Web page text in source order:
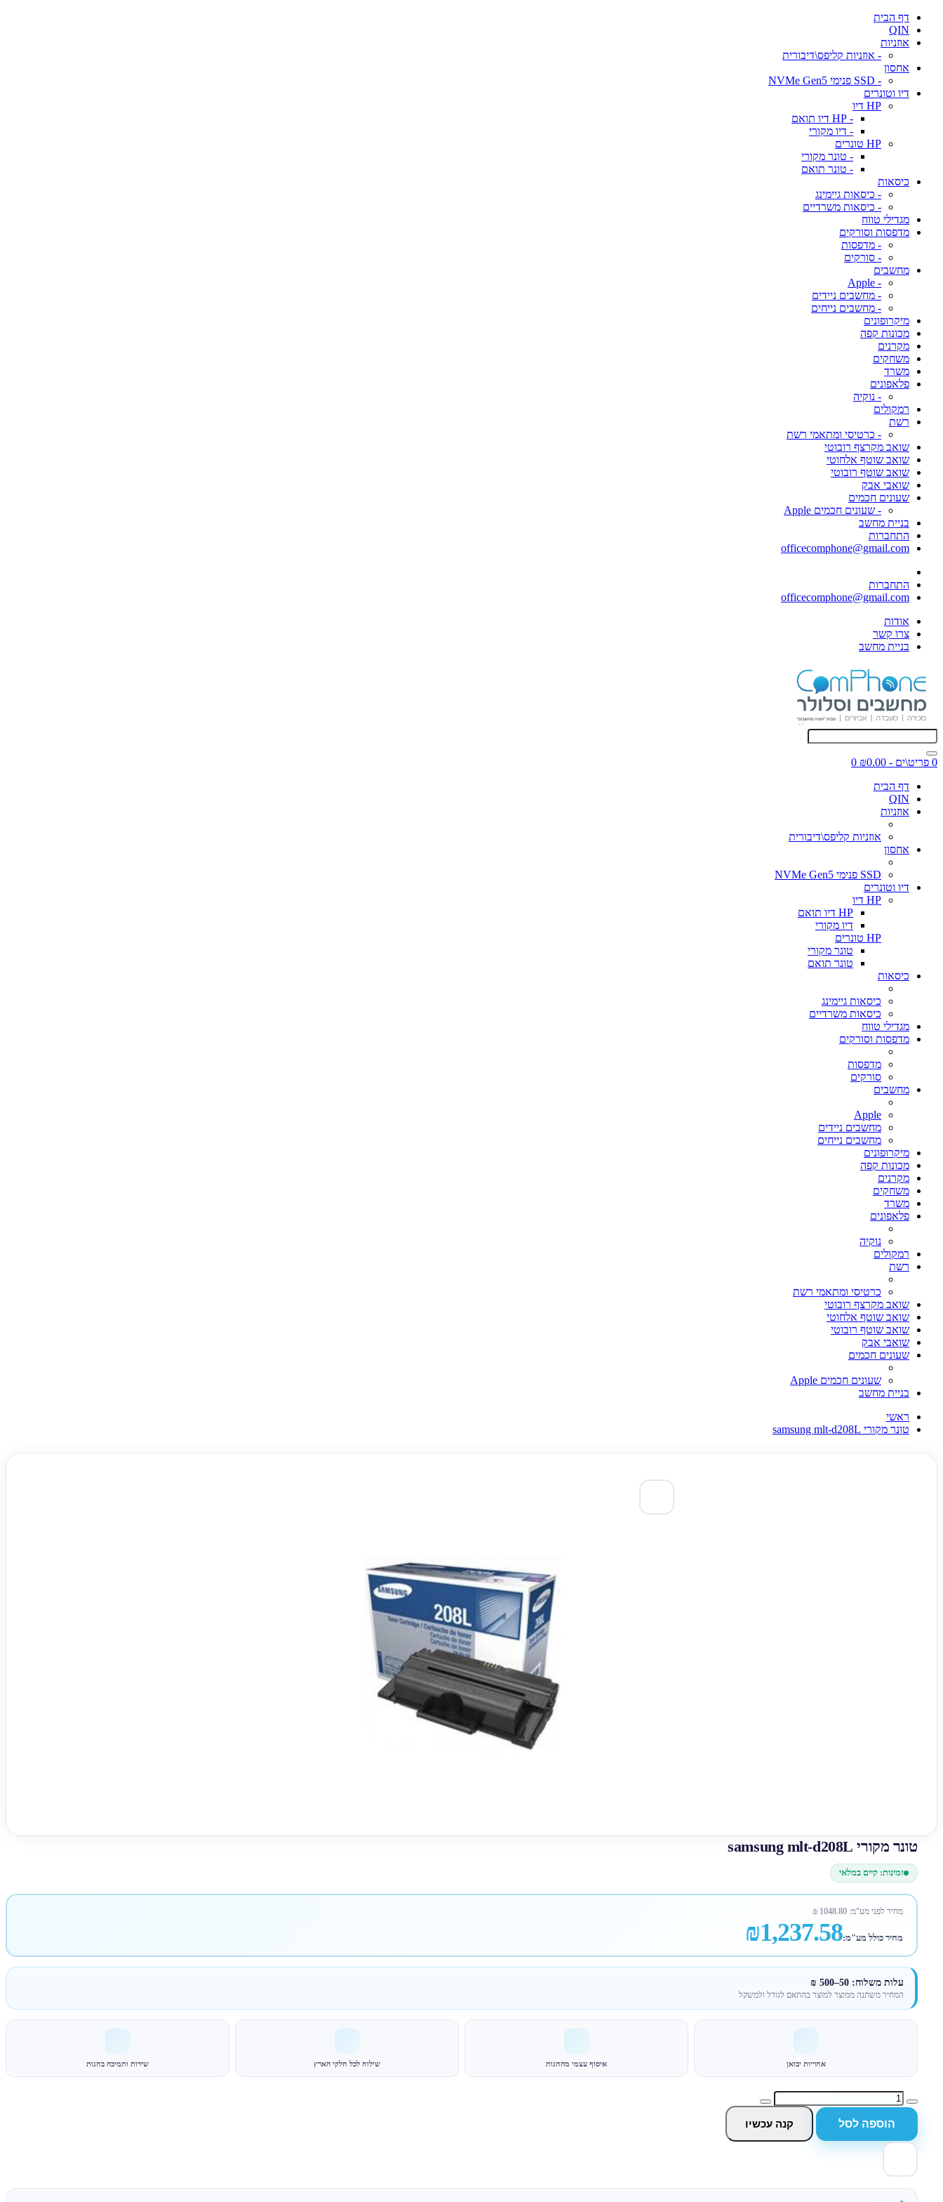
דף הבית
QIN
אוזניות
- אוזניות קליפס\דיבורית
אחסון
- SSD פנימי NVMe Gen5
דיו וטונרים
HP דיו
- HP דיו תואם
- דיו מקורי
HP טונרים
- טונר מקורי
- טונר תואם
כיסאות
- כיסאות גיימינג
- כיסאות משרדיים
מגדילי טווח
מדפסות וסורקים
- מדפסות
- סורקים
מחשבים
- Apple
- מחשבים ניידים
- מחשבים נייחים
מיקרופונים
מכונות קפה
מקרנים
משחקים
משרד
פלאפונים
- נוקיה
רמקולים
רשת
- כרטיסי ומתאמי רשת
שואב מקרצף רובוטי
שואב שוטף אלחוטי
שואב שוטף רובוטי
שואבי אבק
שעונים חכמים
- שעונים חכמים Apple
בניית מחשב
התחברות
officecomphone@gmail.com
התחברות
officecomphone@gmail.com
אודות
צרו קשר
בניית מחשב
0 פריט\ים - ₪0.00
0
דף הבית
QIN
אוזניות
אוזניות קליפס\דיבורית
אחסון
SSD פנימי NVMe Gen5
דיו וטונרים
HP דיו
HP דיו תואם
דיו מקורי
HP טונרים
טונר מקורי
טונר תואם
כיסאות
כיסאות גיימינג
כיסאות משרדיים
מגדילי טווח
מדפסות וסורקים
מדפסות
סורקים
מחשבים
Apple
מחשבים ניידים
מחשבים נייחים
מיקרופונים
מכונות קפה
מקרנים
משחקים
משרד
פלאפונים
נוקיה
רמקולים
רשת
כרטיסי ומתאמי רשת
שואב מקרצף רובוטי
שואב שוטף אלחוטי
שואב שוטף רובוטי
שואבי אבק
שעונים חכמים
שעונים חכמים Apple
בניית מחשב
ראשי
טונר מקורי samsung mlt-d208L
טונר מקורי samsung mlt-d208L
זמינות: קיים במלאי
מחיר לפני מע"מ:1048.80
₪
מחיר כולל מע"מ:₪1,237.58
עלות משלוח: 50–500 ₪
המחיר משתנה ממוצר למוצר בהתאם לגודל ולמשקל
אחריות יבואן איסוף עצמי מהחנות שילוח לכל חלקי הארץ שירות ותמיכה בחנות
הוספה לסל קנה עכשיו